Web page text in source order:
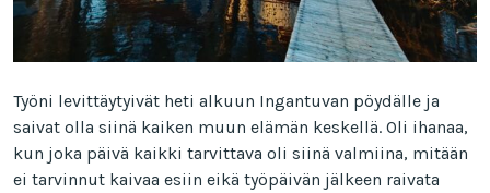
Työni levittäytyivät heti alkuun Ingantuvan pöydälle ja
saivat olla siinä kaiken muun elämän keskellä. Oli ihanaa,
kun joka päivä kaikki tarvittava oli siinä valmiina, mitään
ei tarvinnut kaivaa esiin eikä työpäivän jälkeen raivata